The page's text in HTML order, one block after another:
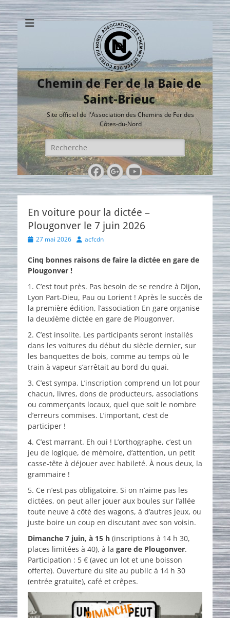
Chemin de Fer de la Baie de
Saint-Brieuc
Site officiel de l'Association des Chemins de Fer des
Côtes-du-Nord
Rechercher :
Facebook
Googleplus
YouTube
En voiture pour la dictée –
Plougonver le 7 juin 2026
Posted
27 mai 2026 Author
acfcdn
Cinq bonnes raisons de faire la dictée en gare de
Plougonver !
1. C’est tout près. Pas besoin de se rendre à Dijon,
Lyon Part-Dieu, Pau ou Lorient ! Après le succès de
la première édition, l’association En gare organise
la deuxième dictée en gare de Plougonver.
2. C’est insolite. Les participants seront installés
dans les voitures du début du siècle dernier, sur
les banquettes de bois, comme au temps où le
train à vapeur s’arrêtait au bord du quai.
3. C’est sympa. L’inscription comprend un lot pour
chacun, livres, dons de producteurs, associations
ou commerçants locaux, quel que soit le nombre
d’erreurs commises. L’important, c’est de
participer !
4. C’est marrant. Eh oui ! L’orthographe, c’est un
jeu de logique, de mémoire, d’attention, un petit
casse-tête à déjouer avec habileté. À nous deux, la
grammaire !
5. Ce n’est pas obligatoire. Si on n’aime pas les
dictées, on peut aller jouer aux boules sur l’allée
toute neuve à côté des wagons, à d’autres jeux, ou
juste boire un coup en discutant avec son voisin.
Dimanche 7 juin, à 15 h (inscriptions à 14 h 30,
places limitées à 40), à la gare de Plougonver.
Participation : 5 € (avec un lot et une boisson
offerte). Ouverture du site au public à 14 h 30
(entrée gratuite), café et crêpes.